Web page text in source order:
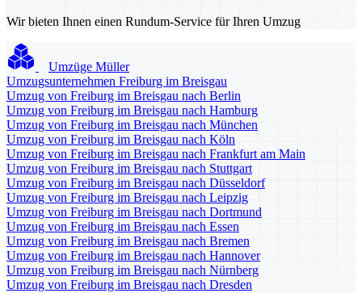
Wir bieten Ihnen einen Rundum-Service für Ihren Umzug
Umzüge Müller
Umzugsunternehmen Freiburg im Breisgau
Umzug von Freiburg im Breisgau nach Berlin
Umzug von Freiburg im Breisgau nach Hamburg
Umzug von Freiburg im Breisgau nach München
Umzug von Freiburg im Breisgau nach Köln
Umzug von Freiburg im Breisgau nach Frankfurt am Main
Umzug von Freiburg im Breisgau nach Stuttgart
Umzug von Freiburg im Breisgau nach Düsseldorf
Umzug von Freiburg im Breisgau nach Leipzig
Umzug von Freiburg im Breisgau nach Dortmund
Umzug von Freiburg im Breisgau nach Essen
Umzug von Freiburg im Breisgau nach Bremen
Umzug von Freiburg im Breisgau nach Hannover
Umzug von Freiburg im Breisgau nach Nürnberg
Umzug von Freiburg im Breisgau nach Dresden